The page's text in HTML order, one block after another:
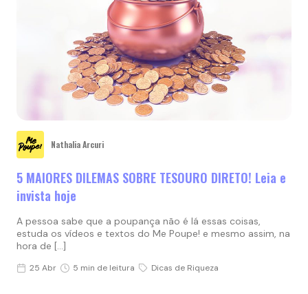
Nathalia Arcuri
5 MAIORES DILEMAS SOBRE TESOURO DIRETO! Leia e
invista hoje
A pessoa sabe que a poupança não é lá essas coisas,
estuda os vídeos e textos do Me Poupe! e mesmo assim, na
hora de […]
25 Abr 5 min de leitura Dicas de Riqueza